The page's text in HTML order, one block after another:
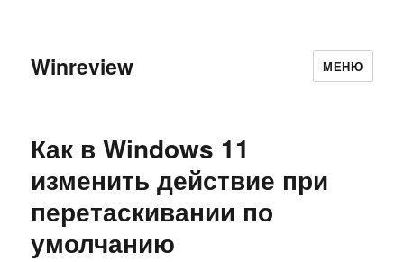
Winreview МЕНЮ
Как в Windows 11
изменить действие при
перетаскивании по
умолчанию